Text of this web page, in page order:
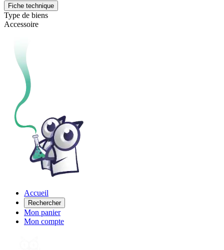
Fiche technique
Type de biens
Accessoire
Accueil
Rechercher
Mon panier
Mon compte